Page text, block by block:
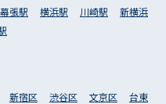
張駅 横浜駅 川崎駅
新横浜
新宿区 渋谷区 文京区 台東